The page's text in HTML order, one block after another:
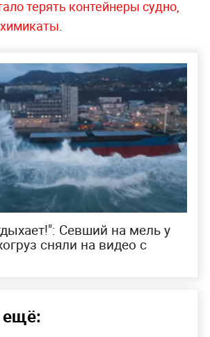
терять контейнеры судно,
Севший на мель у
сняли на видео с
ещё: